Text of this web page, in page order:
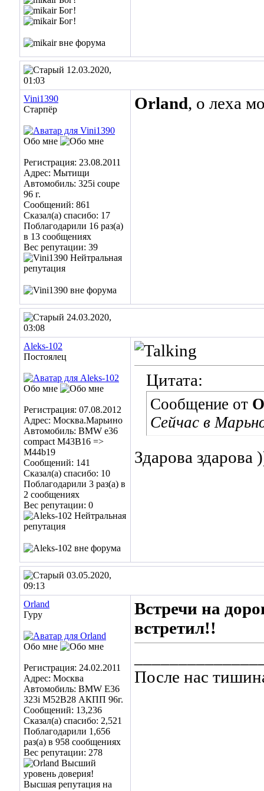
12.03.2020,
01:03
Vini1390
Старпёр
Обо мне
Регистрация: 23.08.2011
Адрес: Мытищи
Автомобиль: 325i coupe
96 г.
Сообщений: 861
Сказал(а) спасибо: 17
Поблагодарили 16 раз(а)
в 13 сообщениях
Вес репутации: 39
Orland, о леха
24.03.2020,
03:08
Aleks-102
Постоялец
Обо мне
Регистрация: 07.08.2012
Адрес: Москва.Марьино
Автомобиль: BMW e36
compact M43B16 =>
M44b19
Сообщений: 141
Сказал(а) спасибо: 10
Поблагодарили 3 раз(а) в
2 сообщениях
Вес репутации: 0
Цитата:
Сообщение от
Сейчас в
Здарова здарова
03.05.2020,
09:13
Orland
Гуру
Обо мне
Регистрация: 24.02.2011
Адрес: Москва
Автомобиль: BMW E36
323i M52B28 АКПП 96г.
Сообщений: 13,236
Сказал(а) спасибо: 2,521
Поблагодарили 1,656
раз(а) в 958 сообщениях
Вес репутации: 278
Встречи на
встретил!!
После нас